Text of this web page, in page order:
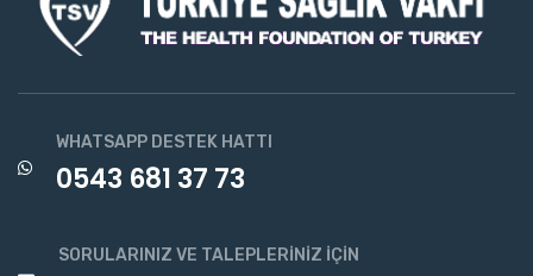
WHATSAPP DESTEK HATTI
0543 681 37 73
SORULARINIZ VE TALEPLERINIZ İÇIN